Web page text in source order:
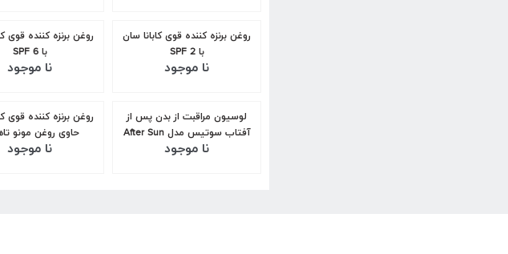
روغن برنزه کننده قوی کابانا سان
با SPF 2
نا موجود
روغن برنزه کننده قوی
با SPF 6
نا موجود
لوسیون مراقبت از بدن پس از
آفتاب سوتیس مدل After Sun
Refreshing
نا موجود
روغن برنزه کننده قوی
حاوی روغن مونو
نا موجود